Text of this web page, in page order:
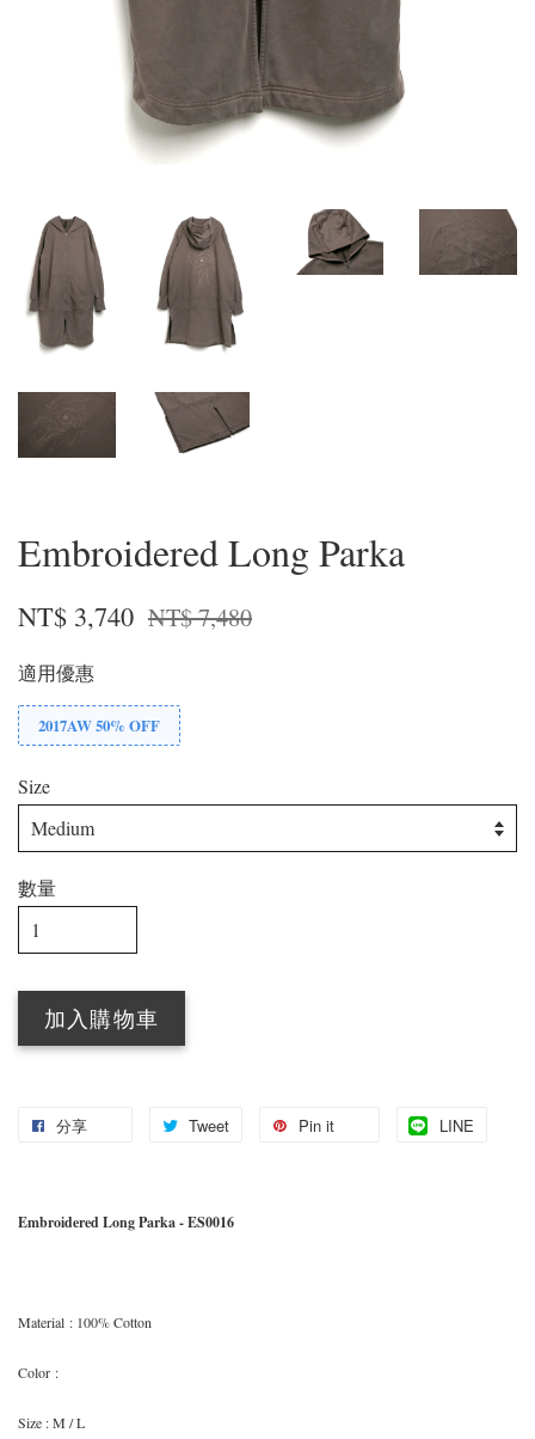
Embroidered Long Parka
NT$ 3,740 NT$ 7,480
適用優惠
2017AW 50% OFF
Size
數量
加入購物車
分享 Tweet Pin it LINE
Embroidered Long Parka - ES0016
Material : 100% Cotton
Color :
Size : M / L